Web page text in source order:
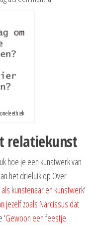
ethiek
relatiekunst
hoe je een kunstwerk van
het drieluik op Over
als kunstenaar en kunstwerk‘
jezelf zoals Narcissus dat
Gewoon een feestje